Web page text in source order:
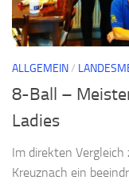
ALLGEMEIN/
8-Ball –
Ladies
Im direkten Vergleich
Kreuznach ein